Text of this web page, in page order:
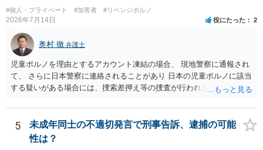
#個人・プライベート #加害者 #リベンジポルノ
2026年7月14日 役にたった 2
奥村 徹 弁護士
児童ポルノを理由とするアカウント凍結の場合、 現地警察に通報され
て、 さらに日本警察に連絡されることがあり 日本の児童ポルノに該当
する疑いがある場合には、捜索差押え等の捜査が行われます。 実際に
ください。
5
未成年同士の不適切発言で刑事告訴、逮捕の可能
性は？